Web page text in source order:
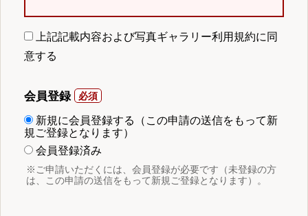
上記記載内容および写真ギャラリー利用規約に同
意する
会員登録
新規に会員登録する（この申請の送信をもって新
規ご登録となります）
会員登録済み
※ご申請いただくには、会員登録が必要です（未登録の方
は、この申請の送信をもって新規ご登録となります）。